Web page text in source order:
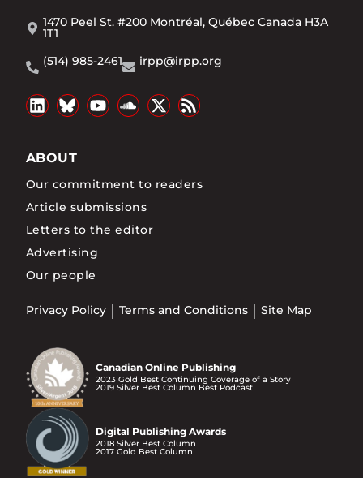
1470 Peel St. #200 Montréal, Québec Canada H3A
1T1
(514) 985-2461
irpp@irpp.org
ABOUT
Our commitment to readers
Article submissions
Letters to the editor
Advertising
Our people
Privacy Policy Terms and Conditions Site Map
Canadian Online Publishing
2023 Gold Best Continuing Coverage of a Story
2019 Silver Best Column Best Podcast
Digital Publishing Awards
2018 Silver Best Column
2017 Gold Best Column